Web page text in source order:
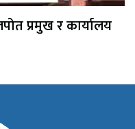
प्रमुख र कार्यालय